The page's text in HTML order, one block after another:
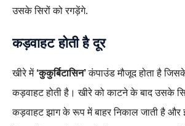
उसके सिरों को रगड़ेंगे.
कड़वाहट होती है दूर
खीरे में ‘कुकुर्बिटासिन’कंपाउंड मौजूद होता है
कड़वाहट होती है। खीरे को काटने के बाद उसके
कड़वाहट झाग के रूप में बाहर निकाल जाती है और